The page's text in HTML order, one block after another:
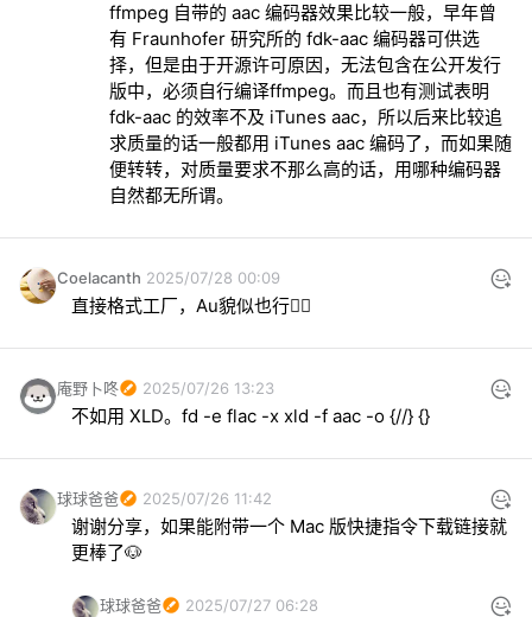
ffmpeg 自带的 aac 编码器效果比较一般，早年曾
有 Fraunhofer 研究所的 fdk-aac 编码器可供选
择，但是由于开源许可原因，无法包含在公开发行
版中，必须自行编译ffmpeg。而且也有测试表明
fdk-aac 的效率不及 iTunes aac，所以后来比较追
求质量的话一般都用 iTunes aac 编码了，而如果随
便转转，对质量要求不那么高的话，用哪种编码器
自然都无所谓。
Coelacanth 2025/07/28 00:09
直接格式工厂，Au貌似也行💁‍♂️
庵野卜咚 2025/07/26 13:23
不如用 XLD。fd -e flac -x xld -f aac -o {//} {}
球球爸爸 2025/07/26 11:42
谢谢分享，如果能附带一个 Mac 版快捷指令下载链接就
更棒了🐶
球球爸爸 2025/07/27 06:28